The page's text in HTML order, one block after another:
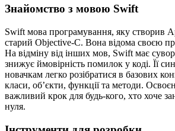
Знайомство з мовою Swift
Swift мова програмування, яку створив
старий Objective-C. Вона відома своєю
На відміну від інших мов, Swift має
знижує ймовірність помилок у коді. Її
новачкам легко розібратися в базових
класи, об’єкти, функції та методи.
важливий крок для будь-кого, хто хоче
нуля.